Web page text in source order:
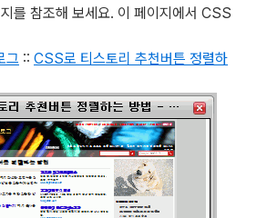
를 참조해 보세요. 이 페이지에서 CSS
그 :: CSS로 티스토리 추천버튼 정렬하